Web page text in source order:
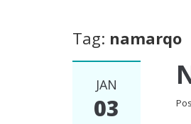
Tag: namarqo
JAN
03